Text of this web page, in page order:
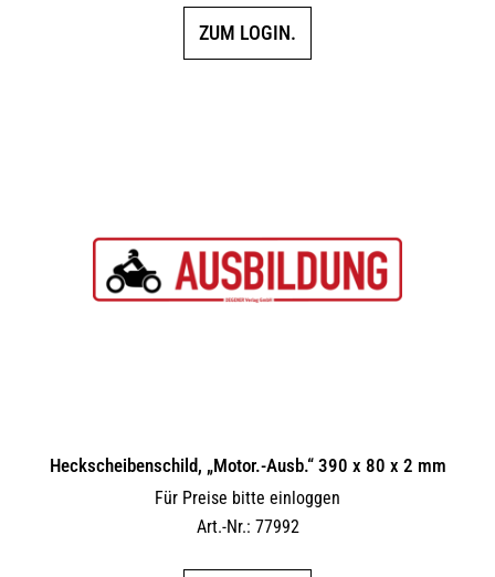
ZUM LOGIN.
Heckscheibenschild, „Motor.-Ausb.“ 390 x 80 x 2 mm
Für Preise bitte einloggen
Art.-Nr.: 77992